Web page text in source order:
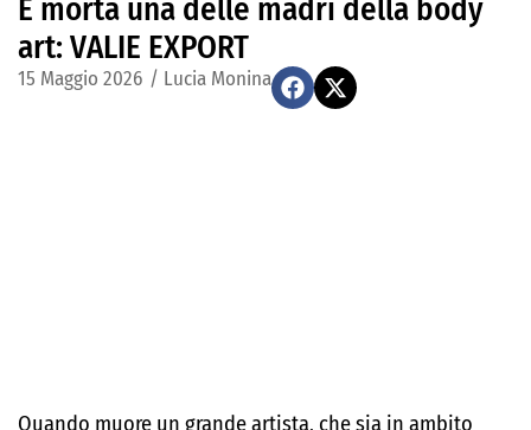
È morta una delle madri della body
art: VALIE EXPORT
15 Maggio 2026 / Lucia Monina
Quando muore un grande artista, che sia in ambito